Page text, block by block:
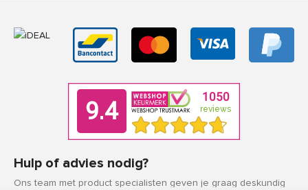
Hulp of advies nodig?
Ons team met product specialisten geven je graag deskundig